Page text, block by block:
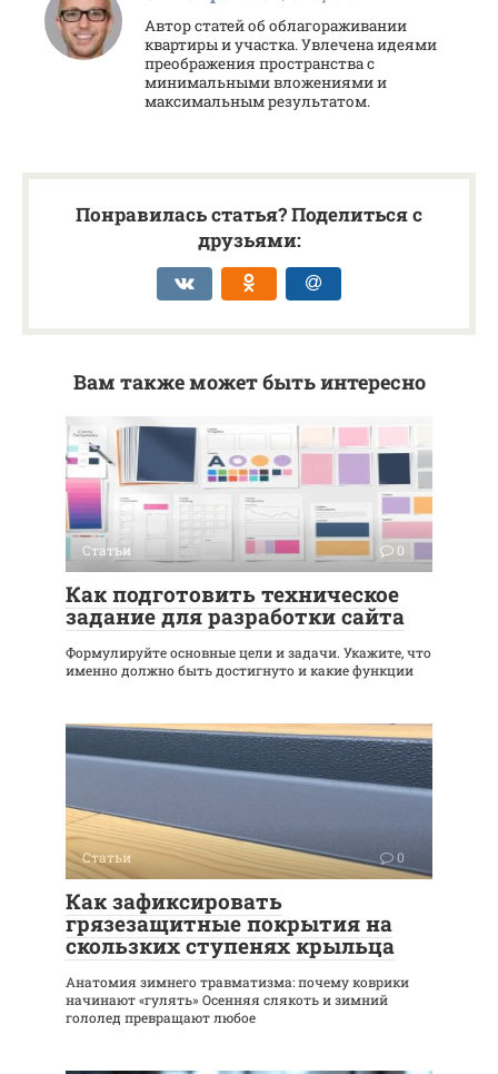
Автор статей об облагораживании
квартиры и участка. Увлечена идеями
преображения пространства с
минимальными вложениями и
максимальным результатом.
Понравилась статья? Поделиться с
друзьями:
Вам также может быть интересно
Статьи 0
Как подготовить техническое
задание для разработки сайта
Формулируйте основные цели и задачи. Укажите, что
именно должно быть достигнуто и какие функции
Статьи 0
Как зафиксировать
грязезащитные покрытия на
скользких ступенях крыльца
Анатомия зимнего травматизма: почему коврики
начинают «гулять» Осенняя слякоть и зимний
гололед превращают любое